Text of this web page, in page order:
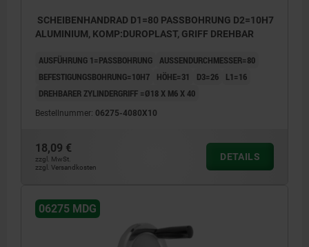
SCHEIBENHANDRAD D1=80 PASSBOHRUNG D2=10H7
ALUMINIUM, KOMP:DUROPLAST, GRIFF DREHBAR
AUSFÜHRUNG 1=PASSBOHRUNG AUSSENDURCHMESSER=80
BEFESTIGUNGSBOHRUNG=10H7
HÖHE=31 D3=26
L1=16
DREHBARER ZYLINDERGRIFF =Ø18 X M6 X 40
Bestellnummer: 06275-4080X10
18,09 €
zzgl. MwSt.
zzgl. Versandkosten
DETAILS
06275 MDG